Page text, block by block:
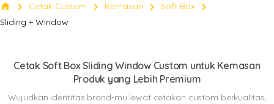
home chevron_right Cetak Custom chevron_right Kemasan chevron_right Soft Box chevron_right
Sliding + Window
Cetak Soft Box Sliding Window Custom untuk Kemasan
Produk yang Lebih Premium
Wujudkan identitas brand-mu lewat cetakan custom berkualitas,